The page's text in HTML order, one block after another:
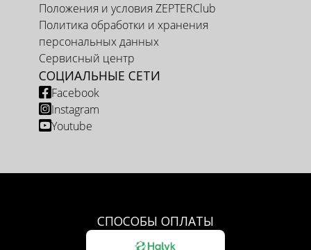
Положения и условия ZEPTERClub
Политика обработки и хранения
персональных данных
Сервисный центр
СОЦИАЛЬНЫЕ СЕТИ
Facebook
Instagram
Youtube
СПОСОБЫ ОПЛАТЫ